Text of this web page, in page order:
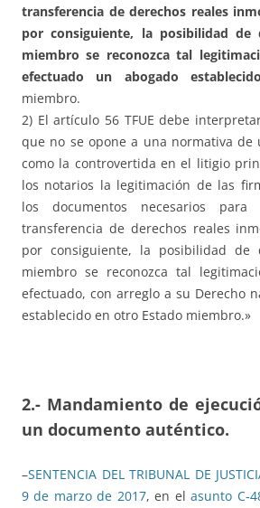
transferencia de derechos reales
por consiguiente, la posibilidad de
miembro se reconozca tal
efectuado un abogado establecido
miembro.
2) El artículo 56 TFUE debe
que no se opone a una normativa de
como la controvertida en el litigio
los notarios la legitimación de las
los documentos necesarios
transferencia de derechos reales
por consiguiente, la posibilidad de
miembro se reconozca tal
efectuado, con arreglo a su Derecho
establecido en otro Estado miembro.»
2.- Mandamiento de
un documento auténtico.
–SENTENCIA DEL TRIBUNAL DE
9 de marzo de 2017, en elasunto